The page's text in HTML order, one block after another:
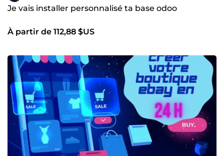
Je vais installer personnalisé ta base odoo
À partir de 112,88 $US